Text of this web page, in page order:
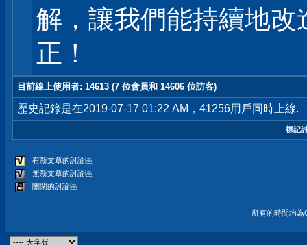
解，讓我們能持續地改
正！
目前線上使用者: 14613 (7 位會員和 14606 位訪客)
歷史記錄是在2019-07-17 01:22 AM，41256用戶同時上線.
標記
有新文章的討論區
無新文章的討論區
關閉的討論區
所有的時間均為